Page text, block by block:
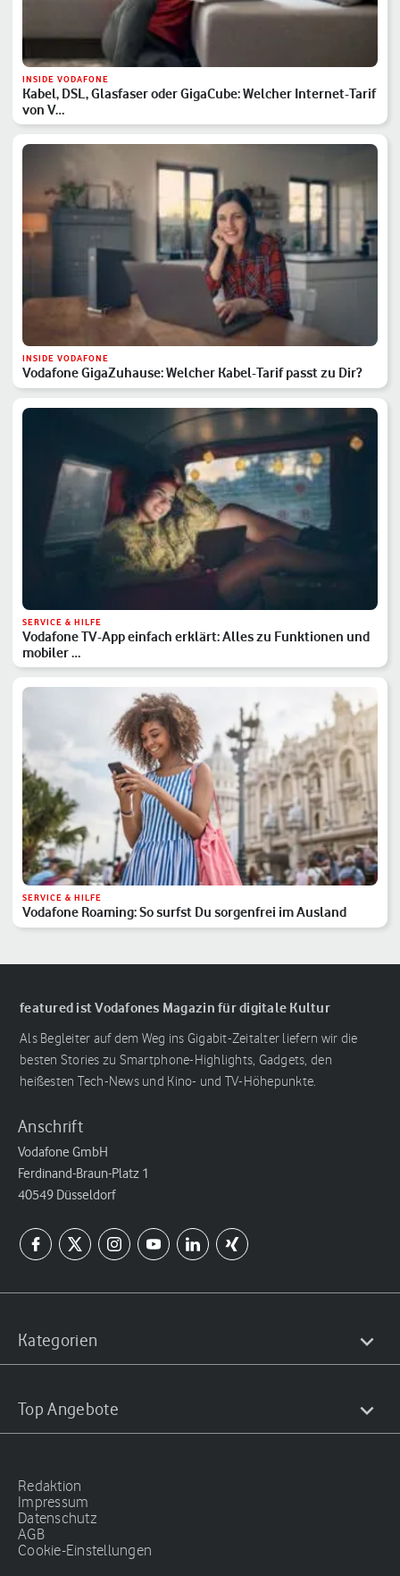
INSIDE VODAFONE
Kabel, DSL, Glasfaser oder GigaCube: Welcher Internet-Tarif
von V…
INSIDE VODAFONE
Vodafone GigaZuhause: Welcher Kabel-Tarif passt zu Dir?
SERVICE & HILFE
Vodafone TV-App einfach erklärt: Alles zu Funktionen und
mobiler …
SERVICE & HILFE
Vodafone Roaming: So surfst Du sorgenfrei im Ausland
featured ist Vodafones Magazin für digitale Kultur
Als Begleiter auf dem Weg ins Gigabit-Zeitalter liefern wir die
besten Stories zu Smartphone-Highlights, Gadgets, den
heißesten Tech-News und Kino- und TV-Höhepunkte.
Anschrift
Vodafone GmbH
Ferdinand-Braun-Platz 1
40549 Düsseldorf
Kategorien
Top Angebote
Redaktion
Impressum
Datenschutz
AGB
Cookie-Einstellungen